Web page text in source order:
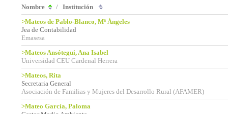
Nombre / Institución
>Mateos de Pablo-Blanco, Mª Ángeles
Jea de Contabilidad
Emasesa
>Mateos Ansótegui, Ana Isabel
Universidad CEU Cardenal Herrera
>Mateos, Rita
Secretaria General
Asociación de Familias y Mujeres del Desarrollo Rural (AFAMER)
>Mateo García, Paloma